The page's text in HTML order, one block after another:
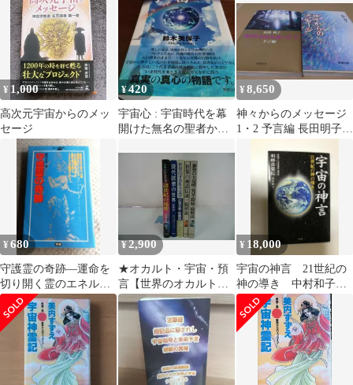
¥1,000
高次元宇宙からのメッ
セージ
¥420
宇宙心 : 宇宙時代を幕
開けた無名の聖者から
¥8,650
神々からのメッセージ
1・2 予言編 長田明子 2
¥680
守護霊の奇跡—運命を
切り開く霊のエネルギ
ー
¥2,900
★オカルト・宇宙・預
言【世界のオカルト文
学/現代瞑想の世界/世界
大予言年表諸世紀の秘
密/世界の神話伝説/世界
の大発明・発見】
¥ 18,000
宇宙の神言 21世紀の
神の導き 中村和子
宇宙神教 光明会